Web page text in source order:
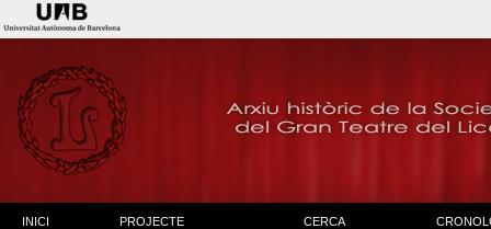
INICI PROJECTE CERCA